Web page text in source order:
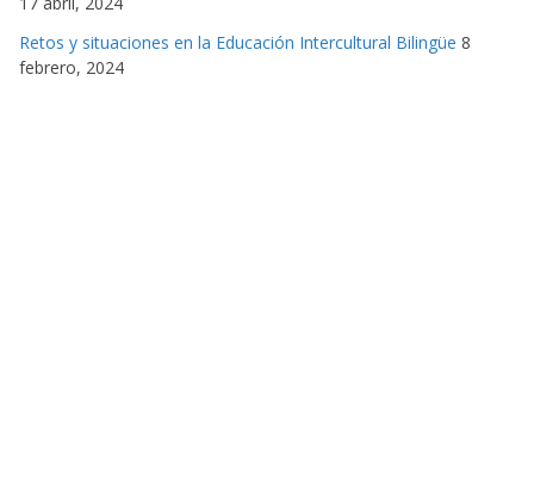
Retos y situaciones en la Educación Intercultural Bilingüe 8
febrero, 2024